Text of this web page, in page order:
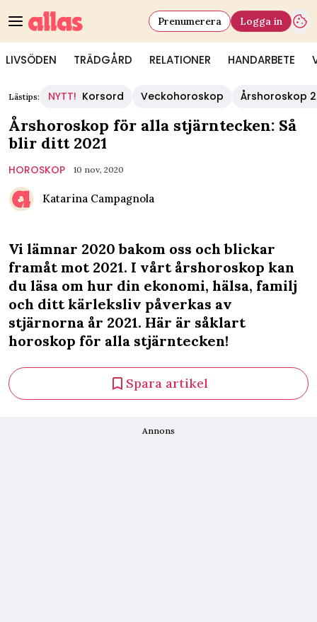
LIVSÖDEN TRÄDGÅRD RELATIONER HANDARBETE
Prenumerera Logga in
Lästips: NYTT! Korsord Veckohoroskop Årshoroskop
Årshoroskop för alla stjärntecken: Så
blir ditt 2021
HOROSKOP 10 nov, 2020
Katarina Campagnola
Vi lämnar 2020 bakom oss och blickar
framåt mot 2021. I vårt årshoroskop kan
du läsa om hur din ekonomi, hälsa, familj
och ditt kärleksliv påverkas av
stjärnorna år 2021. Här är såklart
horoskop för alla stjärntecken!
Spara artikel
Annons